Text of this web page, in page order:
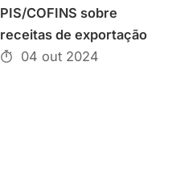
PIS/COFINS sobre
receitas de exportação
04 out 2024